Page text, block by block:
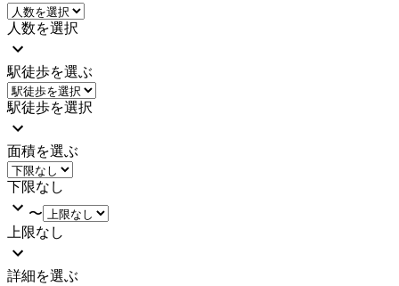
人数を選択
駅徒歩を選ぶ
駅徒歩を選択
面積を選ぶ
下限なし
〜
上限なし
詳細を選ぶ